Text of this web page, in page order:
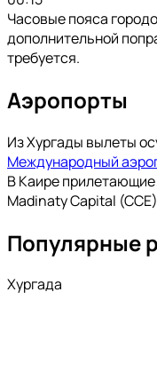
Часовые пояса
дополнительной
требуется.
Аэропорты
Из Хургады вылеты
Международный
В Каире
Madinaty Capital (CCE)
Популярные
Хургада